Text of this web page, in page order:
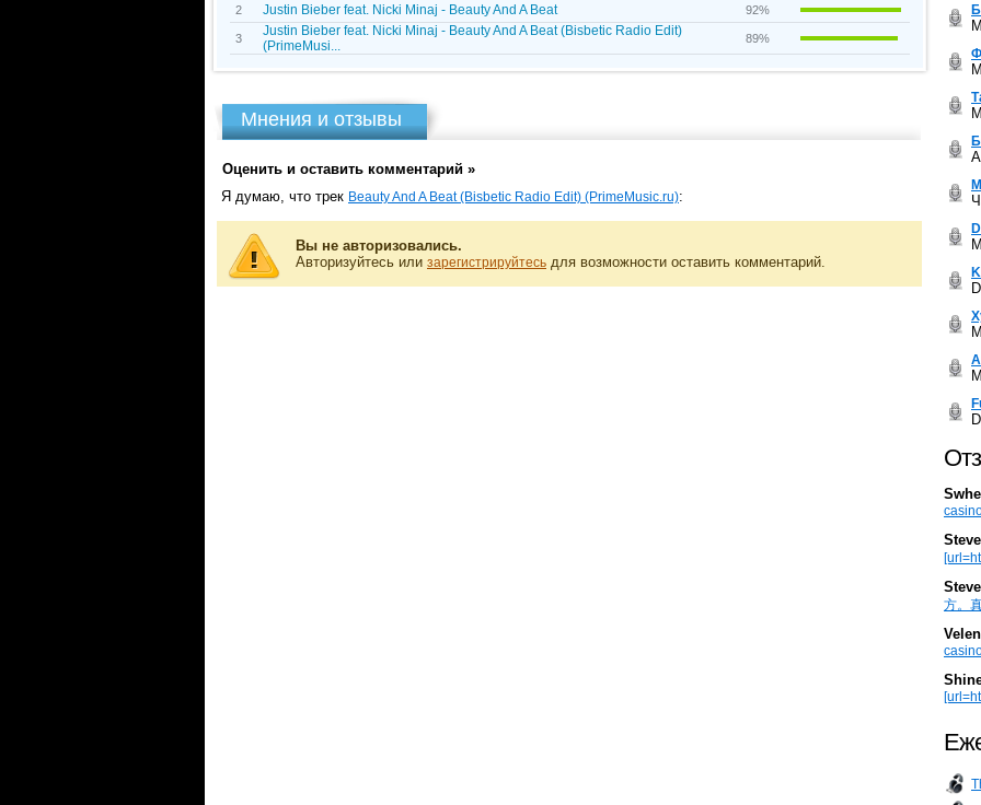
2
Justin Bieber feat. Nicki Minaj - Beauty And A Beat 92%
3
Justin Bieber feat. Nicki Minaj - Beauty And A Beat (Bisbetic Radio Edit)
(PrimeMusi...
89%
Мнения и отзывы
Оценить и оставить комментарий »
Я думаю, что трек Beauty And A Beat (Bisbetic Radio Edit) (PrimeMusic.ru):
Вы не авторизовались.
Авторизуйтесь или зарегистрируйтесь для возможности оставить комментарий.
方。